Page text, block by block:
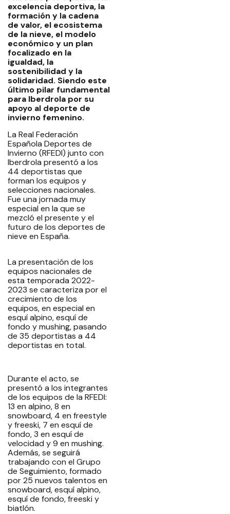
excelencia deportiva, la
formación y la cadena
de valor, el ecosistema
de la nieve, el modelo
económico y un plan
focalizado en la
igualdad, la
sostenibilidad y la
solidaridad. Siendo este
último pilar fundamental
para Iberdrola por su
apoyo al deporte de
invierno femenino.
La Real Federación
Española Deportes de
Invierno (RFEDI) junto con
Iberdrola presentó a los
44 deportistas que
forman los equipos y
selecciones nacionales.
Fue una jornada muy
especial en la que se
mezcló el presente y el
futuro de los deportes de
nieve en España.
La presentación de los
equipos nacionales de
esta temporada 2022-
2023 se caracteriza por el
crecimiento de los
equipos, en especial en
esquí alpino, esquí de
fondo y mushing, pasando
de 35 deportistas a 44
deportistas en total.
Durante el acto, se
presentó a los integrantes
de los equipos de la RFEDI:
13 en alpino, 8 en
snowboard, 4 en freestyle
y freeski, 7 en esquí de
fondo, 3 en esquí de
velocidad y 9 en mushing.
Además, se seguirá
trabajando con el Grupo
de Seguimiento, formado
por 25 nuevos talentos en
snowboard, esquí alpino,
esquí de fondo, freeski y
biatlón.